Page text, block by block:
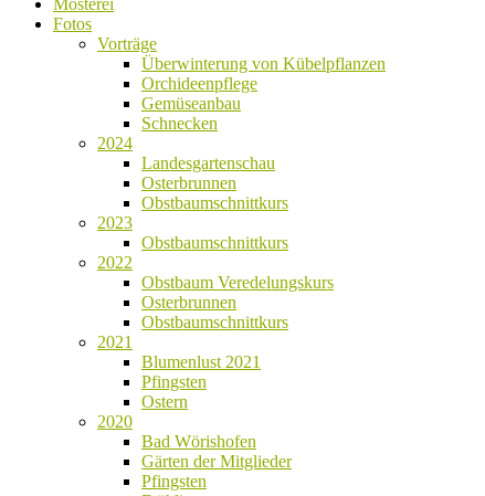
Mosterei
Fotos
Vorträge
Überwinterung von Kübelpflanzen
Orchideenpflege
Gemüseanbau
Schnecken
2024
Landesgartenschau
Osterbrunnen
Obstbaumschnittkurs
2023
Obstbaumschnittkurs
2022
Obstbaum Veredelungskurs
Osterbrunnen
Obstbaumschnittkurs
2021
Blumenlust 2021
Pfingsten
Ostern
2020
Bad Wörishofen
Gärten der Mitglieder
Pfingsten